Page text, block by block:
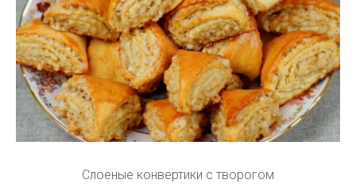
Слоеные конвертики с творогом